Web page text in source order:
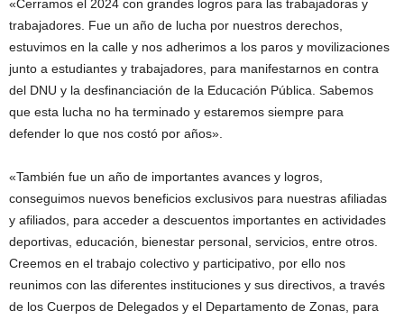
«Cerramos el 2024 con grandes logros para las trabajadoras y
trabajadores. Fue un año de lucha por nuestros derechos,
estuvimos en la calle y nos adherimos a los paros y movilizaciones
junto a estudiantes y trabajadores, para manifestarnos en contra
del DNU y la desfinanciación de la Educación Pública. Sabemos
que esta lucha no ha terminado y estaremos siempre para
defender lo que nos costó por años».
«También fue un año de importantes avances y logros,
conseguimos nuevos beneficios exclusivos para nuestras afiliadas
y afiliados, para acceder a descuentos importantes en actividades
deportivas, educación, bienestar personal, servicios, entre otros.
Creemos en el trabajo colectivo y participativo, por ello nos
reunimos con las diferentes instituciones y sus directivos, a través
de los Cuerpos de Delegados y el Departamento de Zonas, para